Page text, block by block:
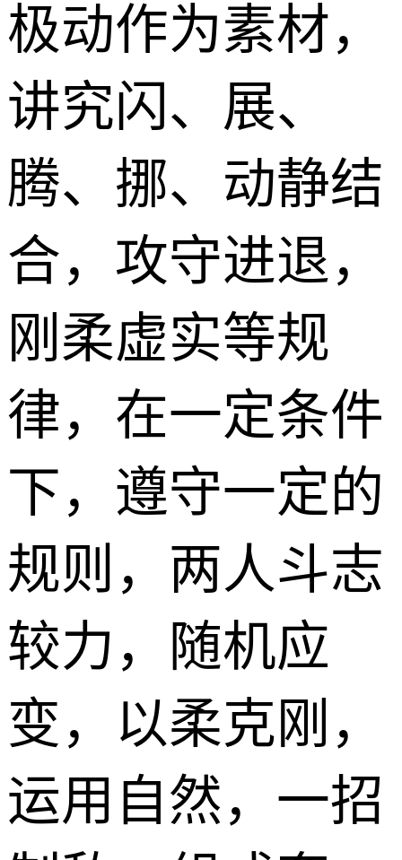
极动作为素材，
讲究闪、展、
腾、挪、动静结
合，攻守进退，
刚柔虚实等规
律，在一定条件
下，遵守一定的
规则，两人斗志
较力，随机应
变，以柔克刚，
运用自然，一招